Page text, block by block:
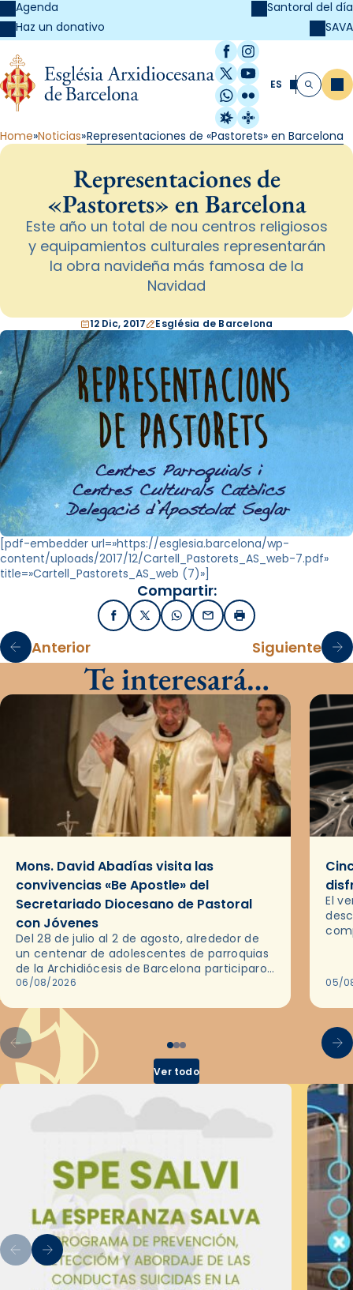
Agenda
Haz un donativo
Santoral del día
SAVA
Facebook
Instagram
X / Twitter
YouTube
WhatsApp
Flickr
Radio Estel
Catalunya
ES Buscar
Home Noticias Representaciones de «Pastorets» en Barcelona
Representaciones de
«Pastorets» en Barcelona
Este año un total de nou centros religiosos
y equipamientos culturales representarán
la obra navideña más famosa de la
Navidad
12 Dic, 2017 Església de Barcelona
[pdf-embedder url=»https://esglesia.barcelona/wp-
content/uploads/2017/12/Cartell_Pastorets_AS_web-7.pdf»
title=»Cartell_Pastorets_AS_web (7)»]
Compartir:
FacebookX / TwitterWhatsApp
EmailImprimir
Anterior Siguiente
Te interesará…
Mons. David Abadías visita las
convivencias «Be Apostle» del
Secretariado Diocesano de Pastoral
con Jóvenes
Del 28 de julio al 2 de agosto, alrededor de
un centenar de adolescentes de parroquias
de la Archidiócesis de Barcelona participaron
en las convivencias Be Apostle, organizadas
06/08/2026
El
05/
Ver todo